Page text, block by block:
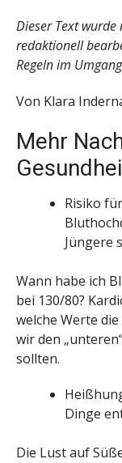
Dieser Text
redaktionell
Regeln im
Von Klara
Mehr
Risiko
Jüngere
Wann habe ich
bei 130/80?
welche Werte
wir den
sollten.
Dinge
Die Lust auf